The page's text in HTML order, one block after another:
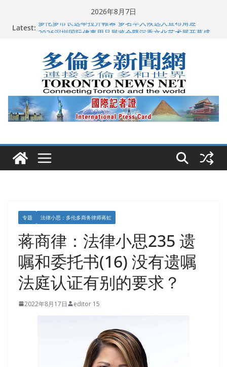
2026年8月7日
Latest: 多伦多市长选举拉开帷幕 多名华人候选人宣布角逐
特朗普称加拿大“不友善”并批评其领导层 卡尼：谈判事
关加拿大就业
2026加拿大青少年儿童绘画比赛颁奖典礼多伦多举行
龚晓华参加多伦多骄傲大游行 与市民分享竞选理念
专题 法律小思：多伦多商务律师蒋虹
蒋商律：法律小思235 遗
嘱和委托书(16) 没有遗嘱
法庭认证有别的要求？
2022年8月17日 editor 15